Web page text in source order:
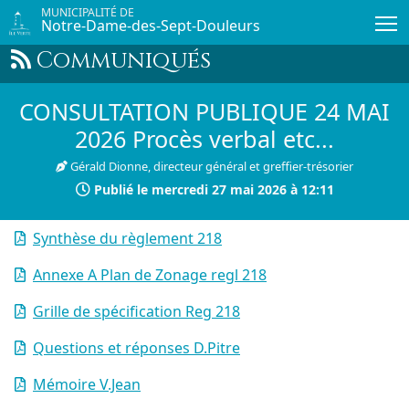
Passer au contenu principal
MUNICIPALITÉ DE
Notre-Dame-des-Sept-Douleurs
Communiqués
CONSULTATION PUBLIQUE 24 MAI
2026 Procès verbal etc...
Gérald Dionne, directeur général et greffier-trésorier
Publié le mercredi 27 mai 2026 à 12:11
Synthèse du règlement 218
Annexe A Plan de Zonage regl 218
Grille de spécification Reg 218
Questions et réponses D.Pitre
Mémoire V.Jean